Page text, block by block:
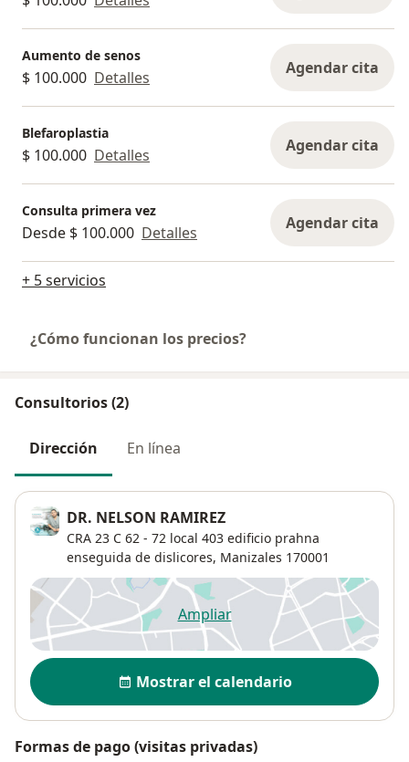
Aumento de senos
$ 100.000 Detalles Agendar cita
Blefaroplastia
$ 100.000 Detalles Agendar cita
Consulta primera vez
Desde $ 100.000 Detalles Agendar cita
+ 5 servicios
¿Cómo funcionan los precios?
Consultorios (2)
Dirección En línea
DR. NELSON RAMIREZ
CRA 23 C 62 - 72 local 403 edificio prahna
enseguida de dislicores, Manizales 170001
Ampliarse abre en una nueva
Disponibilidad
Mostrar el calendario
Formas de pago (visitas privadas)